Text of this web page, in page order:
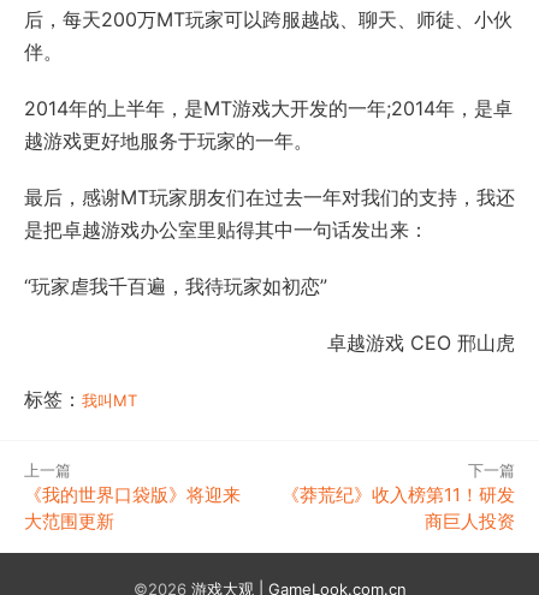
后，每天200万MT玩家可以跨服越战、聊天、师徒、小伙
伴。
2014年的上半年，是MT游戏大开发的一年;2014年，是卓
越游戏更好地服务于玩家的一年。
最后，感谢MT玩家朋友们在过去一年对我们的支持，我还
是把卓越游戏办公室里贴得其中一句话发出来：
“玩家虐我千百遍，我待玩家如初恋”
卓越游戏 CEO 邢山虎
标签： 我叫MT
上一篇
《我的世界口袋版》将迎来
大范围更新
下一篇
《莽荒纪》收入榜第11！研发
商巨人投资
©2026 游戏大观 | GameLook.com.cn